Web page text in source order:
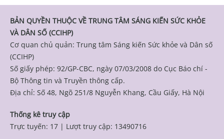
BẢN QUYỀN THUỘC VỀ TRUNG TÂM SÁNG KIẾN SỨC KHỎE
VÀ DÂN SỐ (CCIHP)
Cơ quan chủ quản: Trung tâm Sáng kiến Sức khỏe và Dân số
(CCIHP)
Số giấy phép: 92/GP-CBC, ngày 07/03/2008 do Cục Báo chí -
Bộ Thông tin và Truyền thông cấp.
Địa chỉ: Số 48, Ngõ 251/8 Nguyễn Khang, Cầu Giấy, Hà Nội
Thống kê truy cập
Trực tuyến: 17 | Lượt truy cập: 13490716